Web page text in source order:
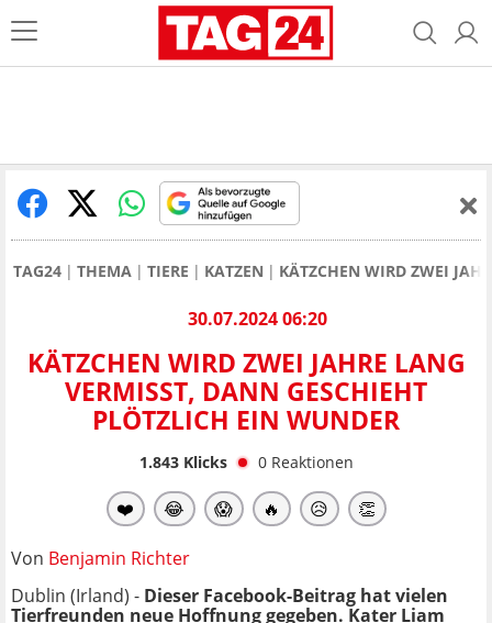
TAG24 THEMA TIERE KATZEN KÄTZCHEN WIRD ZWEI
30.07.2024 06:20
KÄTZCHEN WIRD ZWEI JAHRE LANG
VERMISST, DANN GESCHIEHT
PLÖTZLICH EIN WUNDER
1.843Klicks 0 Reaktionen
❤️ 😂 😱 🔥 😥 👏
Von Benjamin Richter
Dublin (Irland) - Dieser Facebook-Beitrag hat vielen
Tierfreunden neue Hoffnung gegeben. Kater Liam